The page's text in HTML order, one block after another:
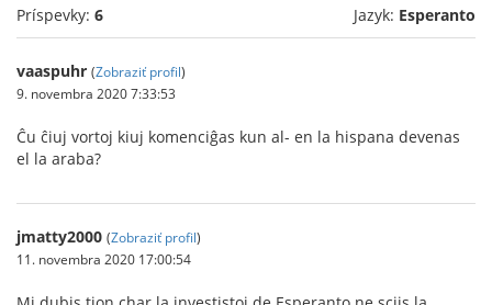
Príspevky: 6 Jazyk: Esperanto
vaaspuhr (Zobraziť profil)
9. novembra 2020 7:33:53
Ĉu ĉiuj vortoj kiuj komenciĝas kun al- en la hispana devenas
el la araba?
jmatty2000 (Zobraziť profil)
11. novembra 2020 17:00:54